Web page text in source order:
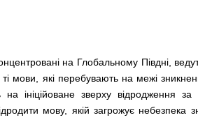
на Глобальному Півдні,
мови, які перебувають на межі
на ініційоване зверху відродження
мову, якій загрожує небезпека